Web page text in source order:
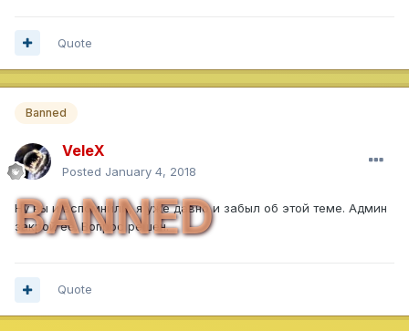
Quote
Banned
VeleX
Posted January 4, 2018
BANNED
Ну вы и вспомнили, я уже давно и забыл об этой теме. Админ
закрой ее. Вопрос решен.
Quote